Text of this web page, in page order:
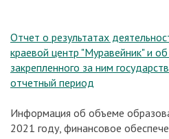
Отчет о результатах
краевой центр "Муравейник" и
закрепленного за ним
отчетный период
Информация об объеме
2021 году, финансовое